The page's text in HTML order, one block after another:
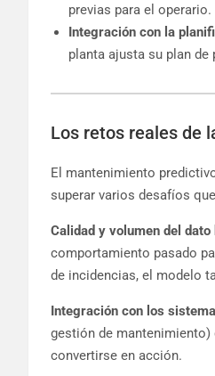
previas para el
Integración con la
planta ajusta su plan
Los retos reales de
El mantenimiento
superar varios desafíos
Calidad y volumen del
comportamiento pasado
de incidencias, el modelo
Integración con los
gestión de mantenimiento)
convertirse en acción.